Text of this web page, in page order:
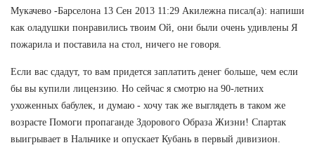
Мукачево -Барселона 13 Сен 2013 11:29 Акилежна писал(а): напиши
как оладушки понравились твоим Ой, они были очень удивлены Я
пожарила и поставила на стол, ничего не говоря.
Если вас сдадут, то вам придется заплатить денег больше, чем если
бы вы купили лицензию. Но сейчас я смотрю на 90-летних
ухоженных бабулек, и думаю - хочу так же выглядеть в таком же
возрасте Помоги пропаганде Здорового Образа Жизни! Спартак
выигрывает в Нальчике и опускает Кубань в первый дивизион.